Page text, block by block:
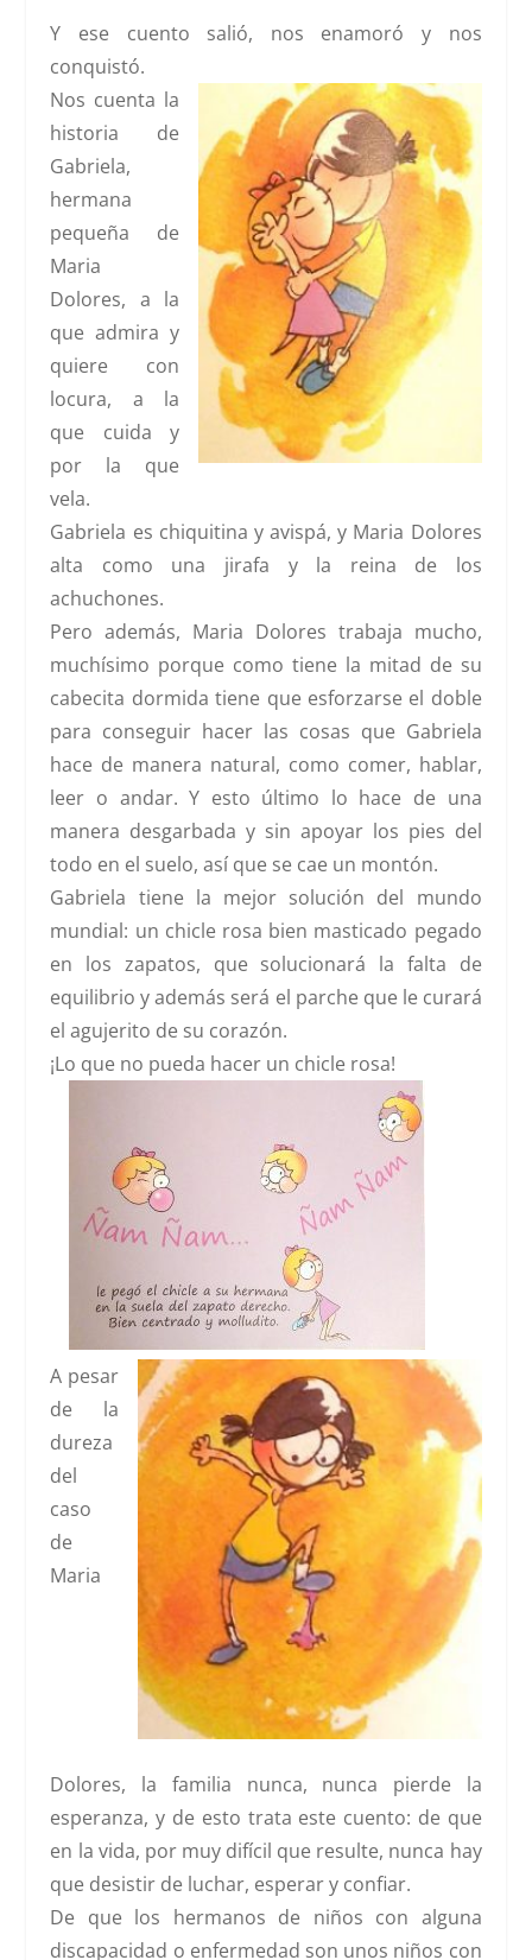
Y ese cuento salió, nos enamoró y nos
conquistó.
Nos cuenta la
historia de
Gabriela,
hermana
pequeña de
Maria
Dolores, a la
que admira y
quiere con
locura, a la
que cuida y
por la que
vela.
Gabriela es chiquitina y avispá, y Maria Dolores
alta como una jirafa y la reina de los
achuchones.
Pero además, Maria Dolores trabaja mucho,
muchísimo porque como tiene la mitad de su
cabecita dormida tiene que esforzarse el doble
para conseguir hacer las cosas que Gabriela
hace de manera natural, como comer, hablar,
leer o andar. Y esto último lo hace de una
manera desgarbada y sin apoyar los pies del
todo en el suelo, así que se cae un montón.
Gabriela tiene la mejor solución del mundo
mundial: un chicle rosa bien masticado pegado
en los zapatos, que solucionará la falta de
equilibrio y además será el parche que le curará
el agujerito de su corazón.
¡Lo que no pueda hacer un chicle rosa!
A pesar
de la
dureza
del
caso
de
Maria
Dolores, la familia nunca, nunca pierde la
esperanza, y de esto trata este cuento: de que
en la vida, por muy difícil que resulte, nunca hay
que desistir de luchar, esperar y confiar.
De que los hermanos de niños con alguna
discapacidad o enfermedad son unos niños con